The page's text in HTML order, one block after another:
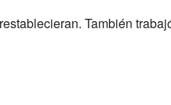
También